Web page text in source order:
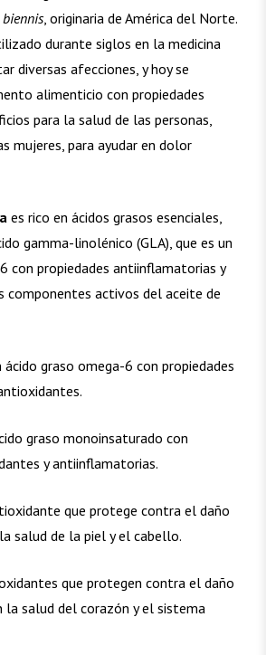
, originaria de América del Norte.
durante siglos en la medicina
diversas afecciones, y hoy se
alimenticio con propiedades
para la salud de las personas,
mujeres, para ayudar en dolor
es rico en ácidos grasos esenciales,
gamma-linolénico (GLA), que es un
con propiedades antiinflamatorias y
componentes activos del aceite de
graso omega-6 con propiedades
graso monoinsaturado con
y antiinflamatorias.
que protege contra el daño
salud de la piel y el cabello.
que protegen contra el daño
la salud del corazón y el sistema